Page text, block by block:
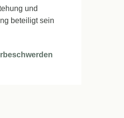
und
beteiligt sein